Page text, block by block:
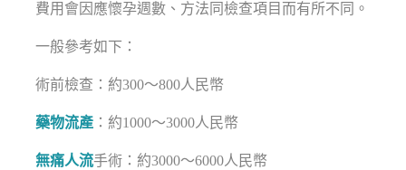
費用會因應懷孕週數、方法同檢查項目而有所不同。
一般參考如下：
術前檢查：約300～800人民幣
藥物流產 ：約1000～3000人民幣
無痛人流手術：約3000～6000人民幣